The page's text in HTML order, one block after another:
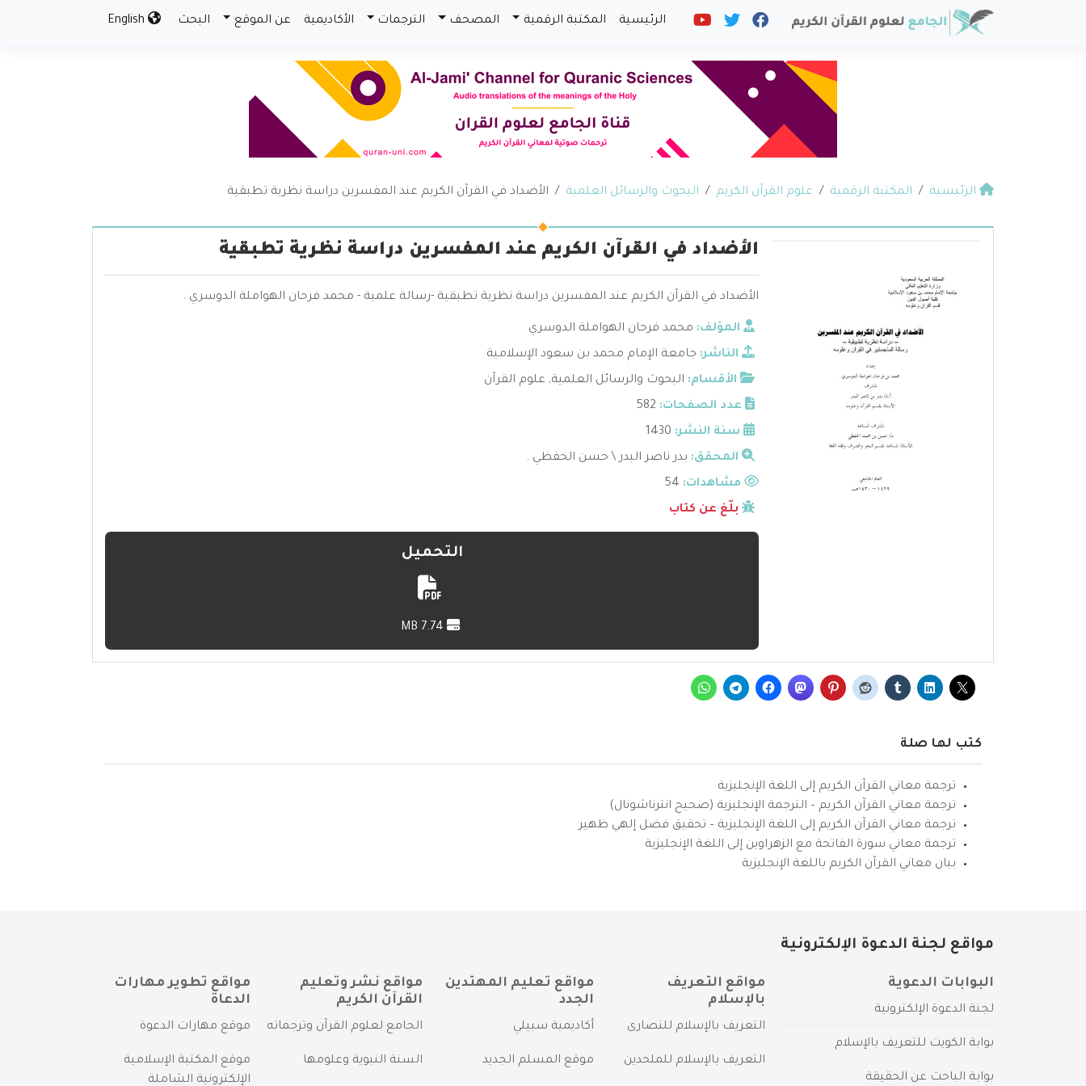
الرئيسية المكتبة الرقمية المصحف الترجمات الأكاديمية عن الموقع البحث
الرئيسية المكتبة الرقمية علوم القرآن الكريم البحوث والرسائل العلمية الأضداد في القرآن الكريم عند المفسرين دراسة نظرية تطبقية
الأضداد في القرآن الكريم عند المفسرين دراسة نظرية تطبقية
الأضداد في القرآن الكريم عند المفسرين دراسة نظرية تطبقية -رسالة علمية - محمد فرحان الهواملة الدوسري .
المؤلف: محمد فرحان الهواملة الدوسري
الناشر: جامعة الإمام محمد بن سعود الإسلامية
الأقسام: البحوث والرسائل العلمية, علوم القرآن
عدد الصفحات: 582
سنة النشر: 1430
المحقق: بدر ناصر البدر \ حسن الحفظي .
مشاهدات:
بلّغ عن كتاب
التحميل
كتب لها صلة
ترجمة معاني القرآن الكريم إلى اللغة الإنجليزية
ترجمة معاني القرآن الكريم – الترجمة الإنجليزية (صحيح انترناشونال)
ترجمة معاني القرآن الكريم إلى اللغة الإنجليزية – تحقيق فضل إلهي ظهير
ترجمة معاني سورة الفاتحة مع الزهراوين إلى اللغة الإنجليزية
بيان معاني القرآن الكريم باللغة الإنجليزية
مواقع لجنة الدعوة الإلكترونية
البوابات الدعوية
لجنة الدعوة الإلكترونية
بوابة الكويت للتعريف بالإسلام
بوابة الباحث عن الحقيقة
مواقع التعريف
بالإسلام
التعريف بالإسلام للنصارى
التعريف بالإسلام للملحدين
مواقع تعليم المهتدين
الجدد
أكاديمية سبيلي
موقع المسلم الجديد
مواقع نشر وتعليم
القرآن الكريم
الجامع لعلوم القرآن وترجماته
السنة النبوية وعلومها
مواقع تطوير مهارات
الدعاة
موقع مهارات الدعوة
موقع المكتبة الإسلامية
الإلكترونية الشاملة